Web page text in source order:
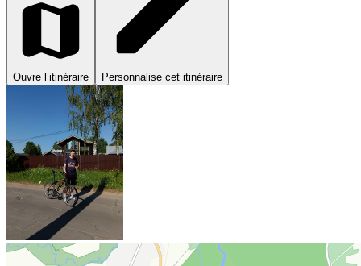
Ouvre l’itinéraire Personnalise cet itinéraire